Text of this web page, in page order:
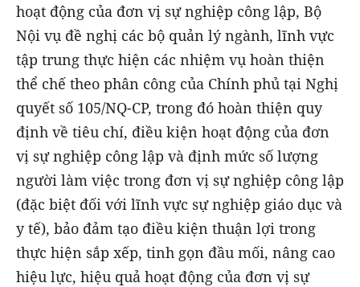
hoạt động của đơn vị sự nghiệp công lập, Bộ
Nội vụ đề nghị các bộ quản lý ngành, lĩnh vực
tập trung thực hiện các nhiệm vụ hoàn thiện
thể chế theo phân công của Chính phủ tại Nghị
quyết số 105/NQ-CP, trong đó hoàn thiện quy
định về tiêu chí, điều kiện hoạt động của đơn
vị sự nghiệp công lập và định mức số lượng
người làm việc trong đơn vị sự nghiệp công lập
(đặc biệt đối với lĩnh vực sự nghiệp giáo dục và
y tế), bảo đảm tạo điều kiện thuận lợi trong
thực hiện sắp xếp, tinh gọn đầu mối, nâng cao
hiệu lực, hiệu quả hoạt động của đơn vị sự